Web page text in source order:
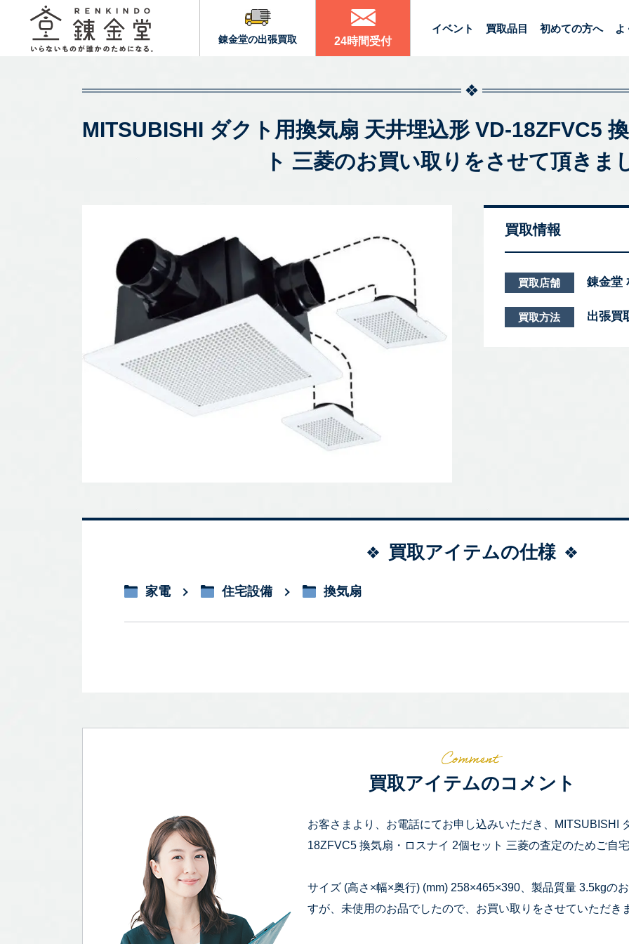
錬金堂の出張買取 24時間受付
イベント 買取品目 初めての方へ よ
MITSUBISHI ダクト用換気扇 天井埋込形 VD-18ZFVC5
ト 三菱のお買い取りをさせて頂きま
買取情報
買取店舗 錬金堂
買取方法 出張買
買取アイテムの仕様
家電 住宅設備 換気扇
買取アイテムのコメント
お客さまより、お電話にてお申し込みいただき、MITSUBISHI
18ZFVC5 換気扇・ロスナイ 2個セット 三菱の査定のためご自
サイズ (高さ×幅×奥行) (mm) 258×465×390、製品質量 3.5kgの
すが、未使用のお品でしたので、お買い取りをさせていただき